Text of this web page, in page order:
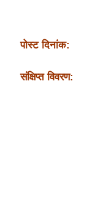
पोस्ट दिनांक:
संक्षिप्त विवरण: